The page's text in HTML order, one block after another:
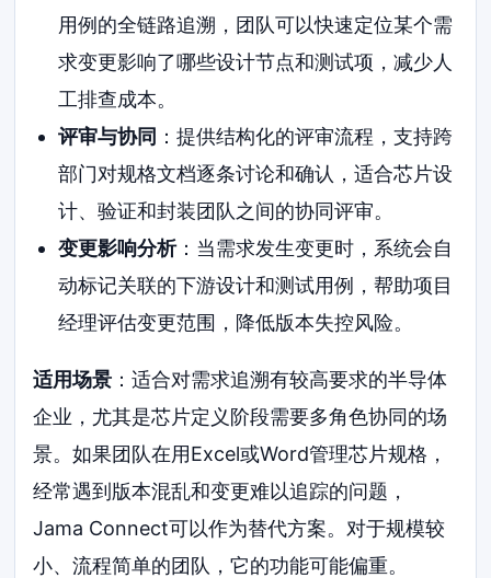
用例的全链路追溯，团队可以快速定位某个需
求变更影响了哪些设计节点和测试项，减少人
工排查成本。
评审与协同 ：提供结构化的评审流程，支持跨
部门对规格文档逐条讨论和确认，适合芯片设
计、验证和封装团队之间的协同评审。
变更影响分析：当需求发生变更时，系统会自
动标记关联的下游设计和测试用例，帮助项目
经理评估变更范围，降低版本失控风险。
适用场景 ：适合对需求追溯有较高要求的半导体
企业，尤其是芯片定义阶段需要多角色协同的场
景。如果团队在用Excel或Word管理芯片规格，
经常遇到版本混乱和变更难以追踪的问题，
Jama Connect可以作为替代方案。对于规模较
小、流程简单的团队，它的功能可能偏重。